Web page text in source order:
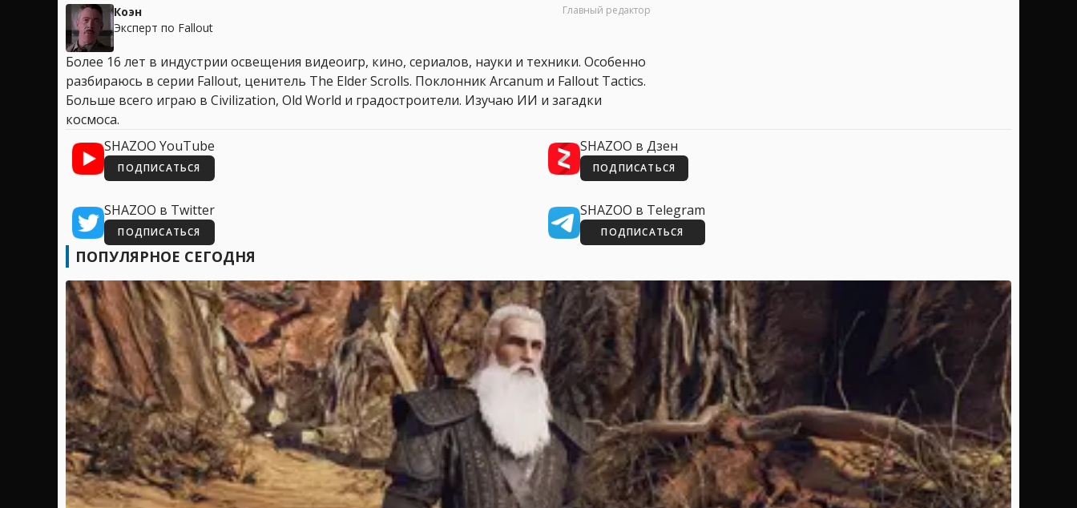
Коэн
Эксперт по Fallout
Главный редактор
Более 16 лет в индустрии освещения видеоигр, кино, сериалов, науки и техники. Особенно
разбираюсь в серии Fallout, ценитель The Elder Scrolls. Поклонник Arcanum и Fallout Tactics.
Больше всего играю в Civilization, Old World и градостроители. Изучаю ИИ и загадки
космоса.
SHAZOO YouTube
ПОДПИСАТЬСЯ
SHAZOO в Дзен
ПОДПИСАТЬСЯ
SHAZOO в Twitter
ПОДПИСАТЬСЯ
SHAZOO в Telegram
ПОДПИСАТЬСЯ
ПОПУЛЯРНОЕ СЕГОДНЯ